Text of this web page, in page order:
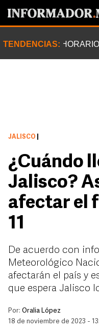
TENDENCIAS:
JALISCO
¿Cuándo
Jalisco?
afectar el
11
De acuerdo con
Meteorológico
afectarán el país y
que espera Jalisco
Por: Oralia López
18 de noviembre de 2023 -